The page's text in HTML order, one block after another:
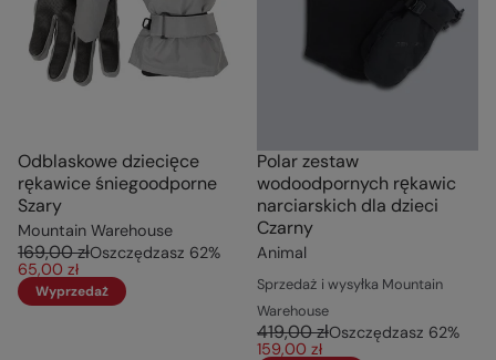
Odblaskowe dziecięce
rękawice śniegoodporne
Szary
Mountain Warehouse
169,00 złOszczędzasz 62%
65,00 zł
Wyprzedaż
Polar zestaw
wodoodpornych rękawic
narciarskich dla dzieci
Czarny
Animal
Sprzedaż i wysyłka Mountain
Warehouse
419,00 złOszczędzasz 62%
159,00 zł